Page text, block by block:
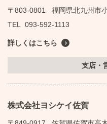
〒803-0801
福岡県北九州市
TEL
093-592-1113
詳しくはこちら
支店・
株式会社ヨシケイ佐賀